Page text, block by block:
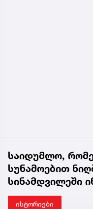
საიდუმლო,
სუნამოებით
სინამდვილეში
ისტორიები